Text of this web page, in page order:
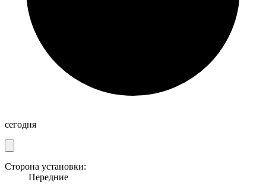
сегодня
Сторона установки:
Передние